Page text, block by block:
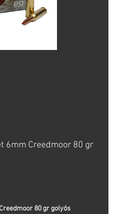
6mm Creedmoor 80 gr
80 gr golyós